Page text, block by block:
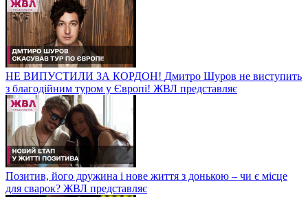
НЕ ВИПУСТИЛИ ЗА КОРДОН! Дмитро Шуров не виступить
з благодійним туром у Європі! ЖВЛ представляє
Позитив, його дружина і нове життя з донькою – чи є місце
для сварок? ЖВЛ представляє